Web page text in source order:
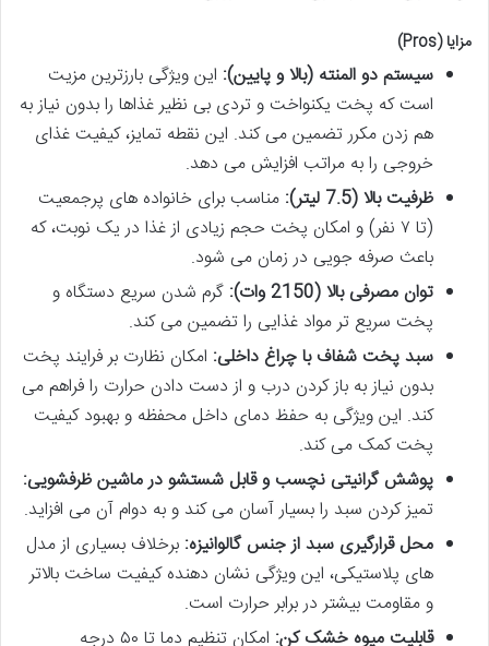
مزایا (Pros)
سیستم دو المنته (بالا و پایین): این ویژگی بارزترین مزیت
است که پخت یکنواخت و تردی بی نظیر غذاها را بدون نیاز به
هم زدن مکرر تضمین می کند. این نقطه تمایز، کیفیت غذای
خروجی را به مراتب افزایش می دهد.
ظرفیت بالا (7.5 لیتر):
مناسب برای خانواده های پرجمعیت
(تا ۷ نفر) و امکان پخت حجم زیادی از غذا در یک نوبت، که
باعث صرفه جویی در زمان می شود.
توان مصرفی بالا (2150 وات):
گرم شدن سریع دستگاه و
پخت سریع تر مواد غذایی را تضمین می کند.
سبد پخت شفاف با چراغ داخلی: امکان نظارت بر فرایند پخت
بدون نیاز به باز کردن درب و از دست دادن حرارت را فراهم می
کند. این ویژگی به حفظ دمای داخل محفظه و بهبود کیفیت
پخت کمک می کند.
پوشش گرانیتی نچسب و قابل شستشو در ماشین ظرفشویی:
تمیز کردن سبد را بسیار آسان می کند و به دوام آن می افزاید.
محل قرارگیری سبد از جنس گالوانیزه: برخلاف بسیاری از مدل
های پلاستیکی، این ویژگی نشان دهنده کیفیت ساخت بالاتر
و مقاومت بیشتر در برابر حرارت است.
قابلیت میوه خشک کن:
امکان تنظیم دما تا ۵۰ درجه